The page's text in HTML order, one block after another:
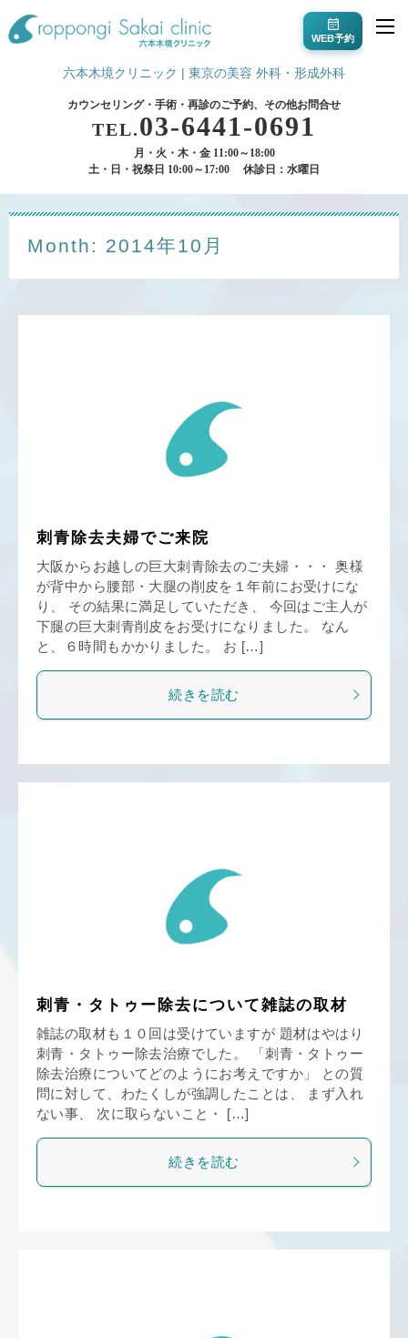
WEB予約
六本木境クリニック | 東京の美容 外科・形成外科
カウンセリング・手術・再診のご予約、その他お問合せ
TEL.03-6441-0691
月・火・木・金 11:00～18:00
土・日・祝祭日 10:00～17:00
休診日：水曜日
Month: 2014年10月
刺青除去夫婦でご来院
大阪からお越しの巨大刺青除去のご夫婦・・・ 奥様
が背中から腰部・大腿の削皮を１年前にお受けにな
り、 その結果に満足していただき、 今回はご主人が
下腿の巨大刺青削皮をお受けになりました。 なん
と、６時間もかかりました。 お […]
続きを読む
刺青・タトゥー除去について雑誌の取材
雑誌の取材も１０回は受けていますが 題材はやはり
刺青・タトゥー除去治療でした。 「刺青・タトゥー
除去治療についてどのようにお考えですか」 との質
問に対して、わたくしが強調したことは、 まず入れ
ない事、 次に取らないこと・ […]
続きを読む